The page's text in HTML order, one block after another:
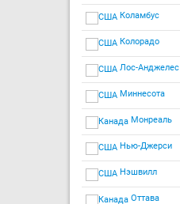
Коламбус
Колорадо
Лос-Анджелес
Миннесота
Монреаль
Нью-Джерси
Нэшвилл
Оттава